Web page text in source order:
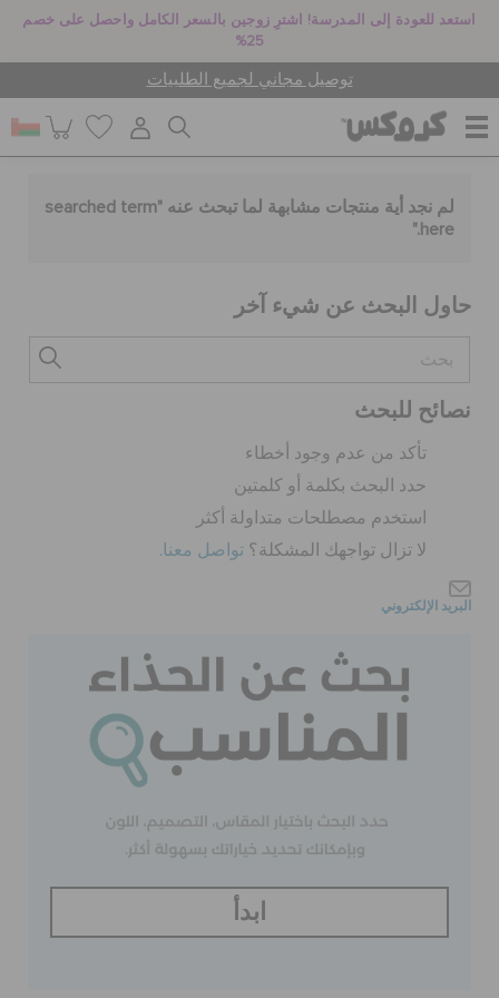
استعد للعودة إلى المدرسة! اشترِ زوجين بالسعر الكامل واحصل على خصم
25%
توصيل مجاني لجميع الطلبيات
للنساء
أطفال
جيبيتز تشارمز
كروكس لمكان العمل
تنزيلات
تسجيل الدخول / اشتراك
قائمة الامنيات
تحديد موقع المتجر
لم نجد أية منتجات مشابهة لما تبحث عنه "searched term
here
."
حاول البحث عن شيء آخر
نصائح للبحث
تأكد من عدم وجود أخطاء
حدد البحث بكلمة أو كلمتين
استخدم مصطلحات متداولة أكثر
لا تزال تواجهك المشكلة؟ تواصل معنا.
البريد الإلكتروني
ابدأ